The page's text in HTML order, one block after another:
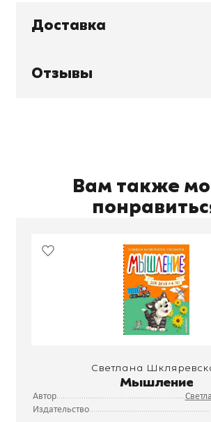
Доставка
Отзывы
Вам также
Светлана
Мышление
Автор
Издательство